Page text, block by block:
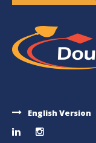
English Version